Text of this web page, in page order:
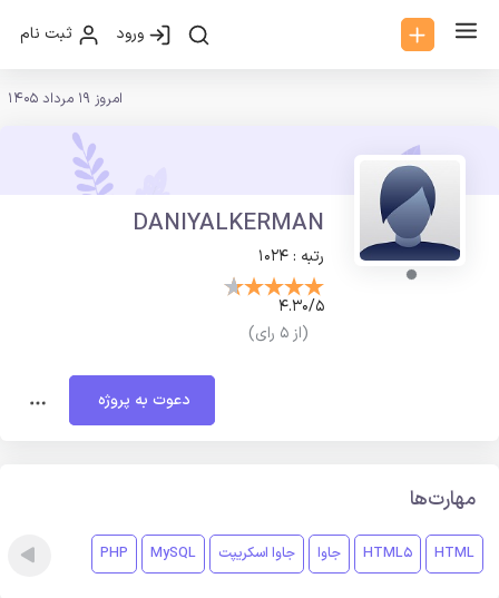
ورود ثبت نام
امروز 19 مرداد 1405
DANIYALKERMAN
رتبه : 1024
4.30/5
(از 5 رای)
دعوت به پروژه
مهارت‌ها
HTML
HTML5 جاوا جاوا اسکریپت MySQL
PHP